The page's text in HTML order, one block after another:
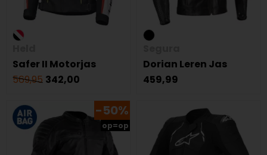
Safer II Motorjas
569,95 342,00
Dorian Leren Jas
459,99
-50%
op=op